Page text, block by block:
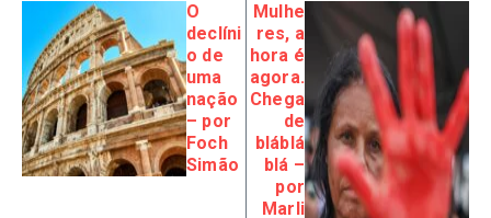
O
declíni
o de
uma
nação
– por
Foch
Simão
Mulhe
res, a
hora é
agora.
Chega
de
bláblá
blá –
por
Marli